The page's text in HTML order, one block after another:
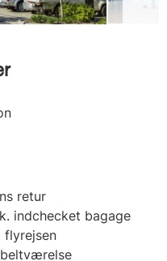
retur
indchecket bagage
flyrejsen